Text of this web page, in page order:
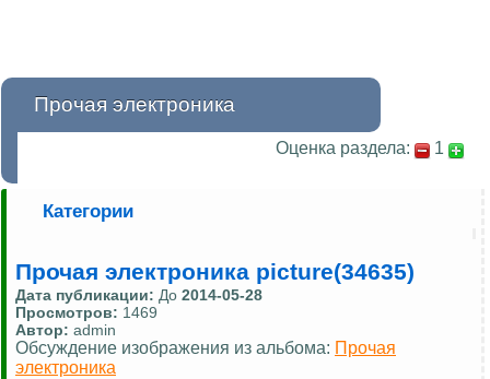
Прочая электроника
Оценка раздела: 1
Категории
Прочая электроника picture(34635)
Дата публикации: До 2014-05-28
Просмотров: 1469
Автор: admin
Обсуждение изображения из альбома: Прочая
электроника